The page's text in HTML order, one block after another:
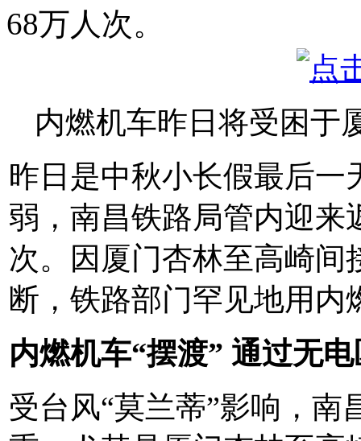
68万人次。
内燃机车昨日将受困
昨日是中秋小长假最后一
弱，南昌铁路局管内迎来
次。因厦门杏林至高崎间
断，铁路部门罕见地用内
内燃机车“摆渡” 通过无
受台风“莫兰蒂”影响，